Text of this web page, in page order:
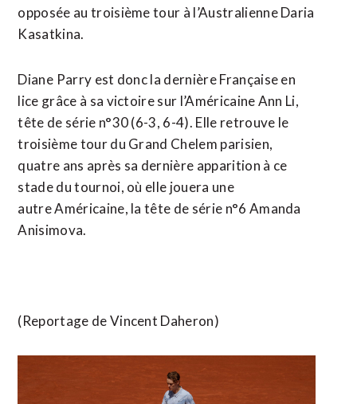
opposée au troisième tour à l’Australienne Daria
Kasatkina.
Diane ⁠Parry est donc la dernière Française en
lice grâce à sa victoire sur l’Américaine Ann Li,
tête de série n°30 (6-3, 6-4). Elle retrouve le
troisième tour du Grand Chelem parisien,
quatre ans après sa dernière apparition ​à ce
stade du tournoi, où elle jouera une
autre Américaine, la tête ​de série n°6 Amanda
Anisimova.
(Reportage de Vincent Daheron)